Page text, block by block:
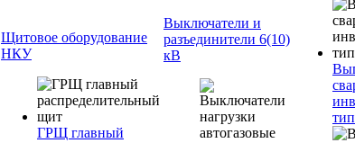
Щитовое оборудование
НКУ
ГРЩ главный
Выключатели и
разъединители 6(10)
кВ